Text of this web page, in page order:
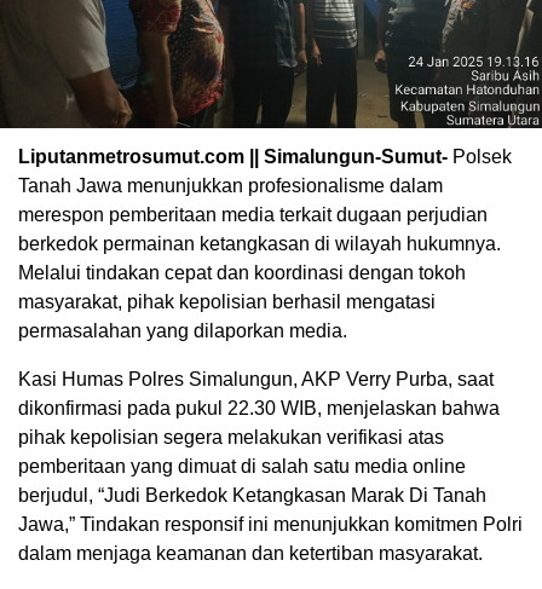
Liputanmetrosumut.com || Simalungun-Sumut- Polsek
Tanah Jawa menunjukkan profesionalisme dalam
merespon pemberitaan media terkait dugaan perjudian
berkedok permainan ketangkasan di wilayah hukumnya.
Melalui tindakan cepat dan koordinasi dengan tokoh
masyarakat, pihak kepolisian berhasil mengatasi
permasalahan yang dilaporkan media.
Kasi Humas Polres Simalungun, AKP Verry Purba, saat
dikonfirmasi pada pukul 22.30 WIB, menjelaskan bahwa
pihak kepolisian segera melakukan verifikasi atas
pemberitaan yang dimuat di salah satu media online
berjudul, “Judi Berkedok Ketangkasan Marak Di Tanah
Jawa,” Tindakan responsif ini menunjukkan komitmen Polri
dalam menjaga keamanan dan ketertiban masyarakat.